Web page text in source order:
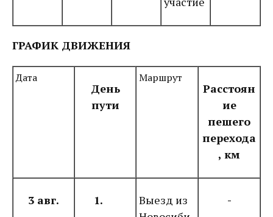
ГРАФИК ДВИЖЕНИЯ
Дата
День
пути
Маршрут
Расстоян
ие
пешего
перехода
, км
3 авг. 1.
Выезд из
-